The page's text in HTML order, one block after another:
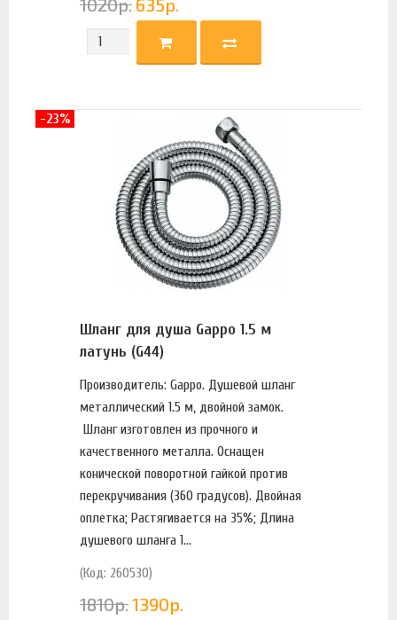
1020р. 635р.
Шланг для душа Gappo 1.5 м
латунь (G44)
Производитель: Gappo. Душевой шланг
металлический 1.5 м, двойной замок.
Шланг изготовлен из прочного и
качественного металла. Оснащен
конической поворотной гайкой против
перекручивания (360 градусов). Двойная
оплетка; Растягивается на 35%; Длина
душевого шланга 1...
(Код: 260530)
1810р.1390р.
-23%